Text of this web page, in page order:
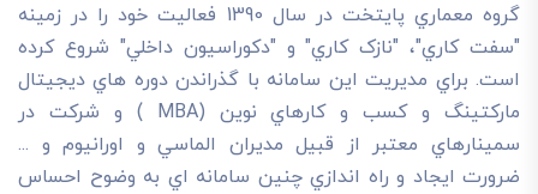
گروه معماري پايتخت در سال 1390 فعاليت خود را در زمينه
"سفت کاري"، "نازک کاري" و "دکوراسيون داخلي" شروع کرده
است. براي مديريت اين سامانه با گذراندن دوره هاي ديجيتال
مارکتينگ و کسب و کارهاي نوين (MBA ) و شرکت در
سمينارهاي معتبر از قبيل مديران الماسي و اورانيوم و ...
ضرورت ايجاد و راه اندازي چنين سامانه اي به وضوح احساس